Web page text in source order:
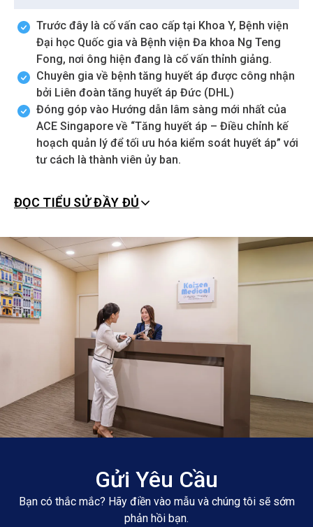
Trước đây là cố vấn cao cấp tại Khoa Y, Bệnh viện
Đại học Quốc gia và Bệnh viện Đa khoa Ng Teng
Fong, nơi ông hiện đang là cố vấn thỉnh giảng.
Chuyên gia về bệnh tăng huyết áp được công nhận
bởi Liên đoàn tăng huyết áp Đức (DHL)
Đóng góp vào Hướng dẫn lâm sàng mới nhất của
ACE Singapore về “Tăng huyết áp – Điều chỉnh kế
hoạch quản lý để tối ưu hóa kiểm soát huyết áp” với
tư cách là thành viên ủy ban.
ĐỌC TIỂU SỬ ĐẦY ĐỦ
Gửi Yêu Cầu
Bạn có thắc mắc? Hãy điền vào mẫu và chúng tôi sẽ sớm
phản hồi bạn.